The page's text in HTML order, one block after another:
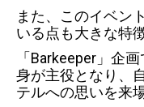
また、このイベン
いる点も大きな特
「Barkeeper」企
身が主役となり、
テルへの思いを来